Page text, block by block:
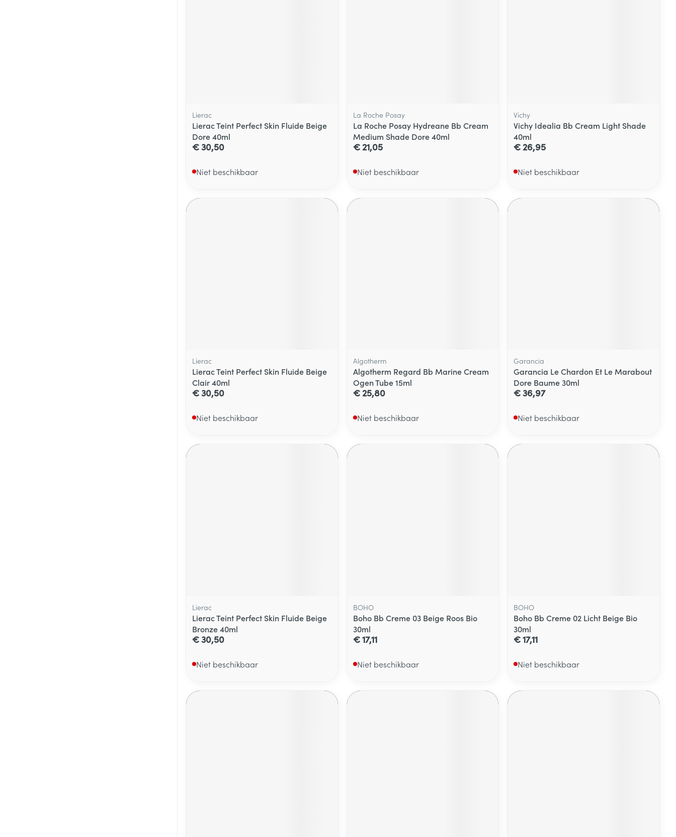
Lierac
Lierac Teint Perfect Skin Fluide Beige
Dore 40ml
€ 30,50
Niet beschikbaar
La Roche Posay
La Roche Posay Hydreane Bb Cream
Medium Shade Dore 40ml
€ 21,05
Niet beschikbaar
Vichy
Vichy Idealia Bb Cream Light Shade
40ml
€ 26,95
Niet beschikbaar
Lierac
Lierac Teint Perfect Skin Fluide Beige
Clair 40ml
€ 30,50
Niet beschikbaar
Algotherm
Algotherm Regard Bb Marine Cream
Ogen Tube 15ml
€ 25,80
Niet beschikbaar
Garancia
Garancia Le Chardon Et Le Marabout
Dore Baume 30ml
€ 36,97
Niet beschikbaar
Lierac
Lierac Teint Perfect Skin Fluide Beige
Bronze 40ml
€ 30,50
Niet beschikbaar
BOHO
Boho Bb Creme 03 Beige Roos Bio
30ml
€ 17,11
Niet beschikbaar
BOHO
Boho Bb Creme 02 Licht Beige Bio
30ml
€ 17,11
Niet beschikbaar